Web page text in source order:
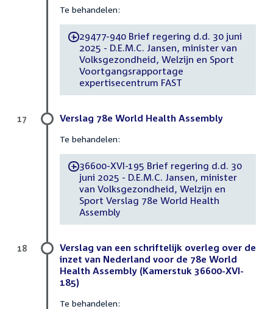
Te behandelen:
-29477-940 Brief regering d.d. 30 juni
2025 - D.E.M.C. Jansen, minister van
Volksgezondheid, Welzijn en Sport
Voortgangsrapportage
expertisecentrum FAST
Verslag 78e World Health Assembly
Te behandelen:
-36600-XVI-195 Brief regering d.d. 30
juni 2025 - D.E.M.C. Jansen, minister
van Volksgezondheid, Welzijn en
Sport Verslag 78e World Health
Assembly
17
Verslag van een schriftelijk overleg over de
inzet van Nederland voor de 78e World
Health Assembly (Kamerstuk 36600-XVI-
185)
Te behandelen:
18